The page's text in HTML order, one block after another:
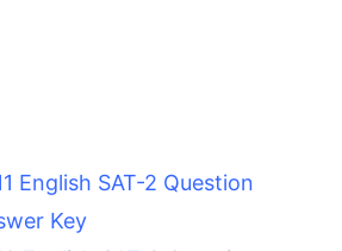
English SAT-2 Question
Key